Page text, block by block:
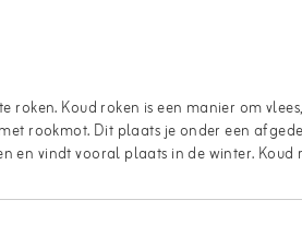
roken. Koud roken is een manier om
rookmot. Dit plaats je onder een
en vindt vooral plaats in de winter.